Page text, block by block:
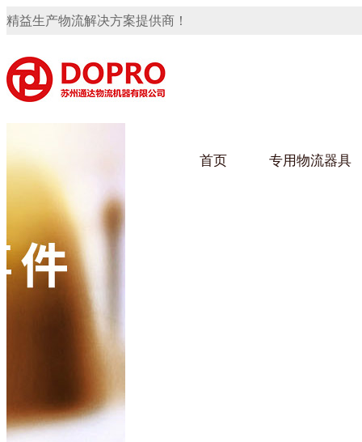
精益生产物流解决方案提供商！
首页 专用物流器具
91免费观看视频架
变速箱托盘
发动机料架
仪表盘料架
手推车
气瓶料架
隐藏式马桶水箱支架
汽车行业
卫浴行业